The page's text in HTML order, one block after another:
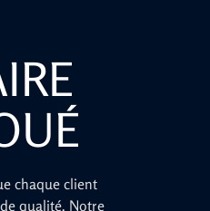
chaque client
qualité. Notre